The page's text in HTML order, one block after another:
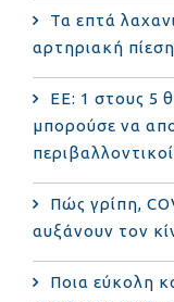
Τα επτά
αρτηριακή πίεση
ΕΕ: 1 στους 5
μπορούσε να
Πώς γρίπη,
αυξάνουν τον
Ποια εύκολη